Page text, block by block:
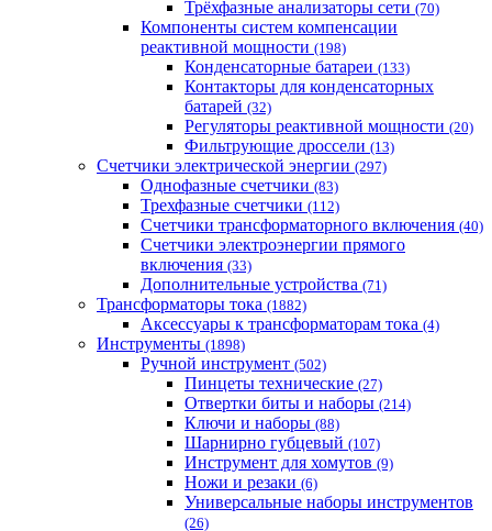
Трёхфазные анализаторы сети (70)
Компоненты систем компенсации
реактивной мощности (198)
Конденсаторные батареи (133)
Контакторы для конденсаторных
батарей (32)
Регуляторы реактивной мощности (20)
Фильтрующие дроссели (13)
Счетчики электрической энергии (297)
Однофазные счетчики (83)
Трехфазные счетчики (112)
Счетчики трансформаторного включения (40)
Счетчики электроэнергии прямого
включения (33)
Дополнительные устройства (71)
Трансформаторы тока (1882)
Аксессуары к трансформаторам тока (4)
Инструменты (1898)
Ручной инструмент (502)
Пинцеты технические (27)
Отвертки биты и наборы (214)
Ключи и наборы (88)
Шарнирно губцевый (107)
Инструмент для хомутов (9)
Ножи и резаки (6)
Универсальные наборы инструментов
(26)